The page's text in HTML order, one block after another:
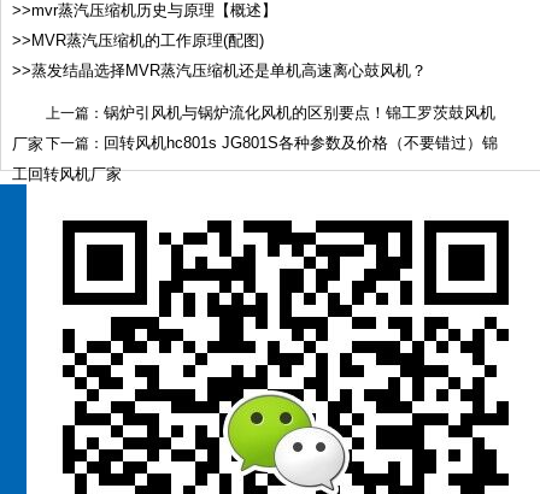
>>mvr蒸汽压缩机历史与原理【概述】
>>MVR蒸汽压缩机的工作原理(配图)
>>蒸发结晶选择MVR蒸汽压缩机还是单机高速离心鼓风机？
上一篇： 锅炉引风机与锅炉流化风机的区别要点！锦工罗茨鼓风机
厂家 下一篇： 回转风机hc801s JG801S各种参数及价格（不要错过）锦
工回转风机厂家